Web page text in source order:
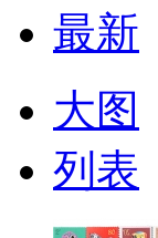
最新
大图
列表